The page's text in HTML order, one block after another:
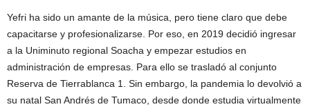
Yefri ha sido un amante de la música, pero tiene claro que debe
capacitarse y profesionalizarse. Por eso, en 2019 decidió ingresar
a la Uniminuto regional Soacha y empezar estudios en
administración de empresas. Para ello se trasladó al conjunto
Reserva de Tierrablanca 1. Sin embargo, la pandemia lo devolvió a
su natal San Andrés de Tumaco, desde donde estudia virtualmente